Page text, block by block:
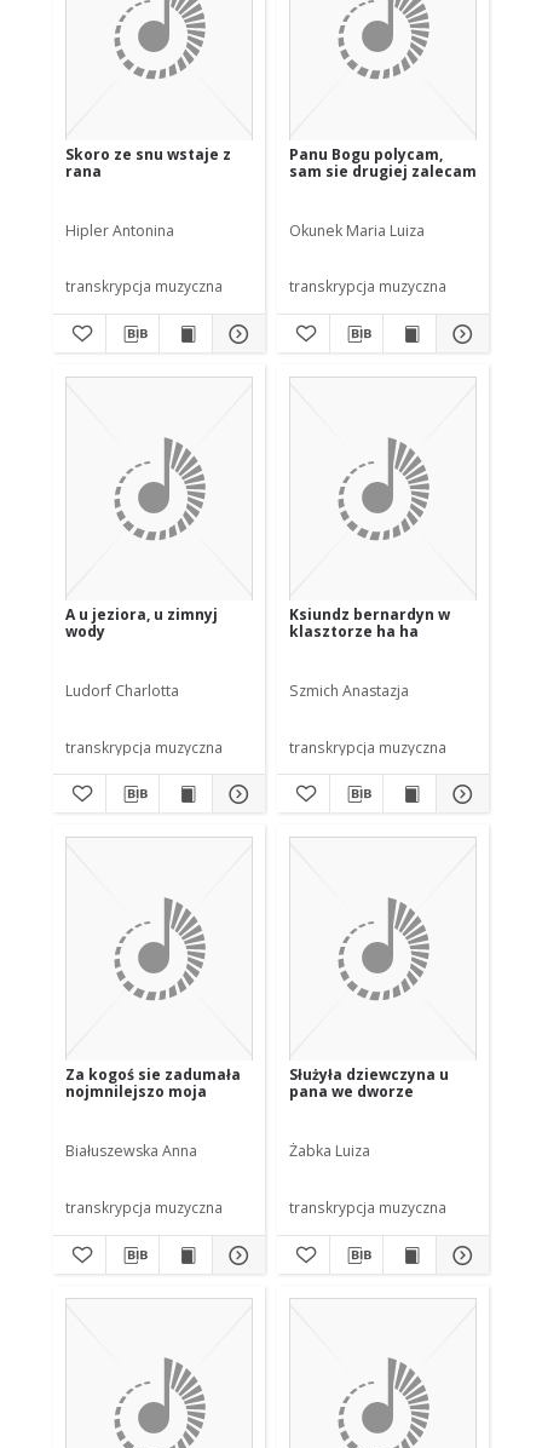
Skoro ze snu wstaje z
rana
Hipler Antonina
transkrypcja muzyczna
Panu Bogu polycam,
sam sie drugiej zalecam
Okunek Maria Luiza
transkrypcja muzyczna
A u jeziora, u zimnyj
wody
Ludorf Charlotta
transkrypcja muzyczna
Ksiundz bernardyn w
klasztorze ha ha
Szmich Anastazja
transkrypcja muzyczna
Za kogoś sie zadumała
nojmnilejszo moja
Białuszewska Anna
transkrypcja muzyczna
Służyła dziewczyna u
pana we dworze
Żabka Luiza
transkrypcja muzyczna